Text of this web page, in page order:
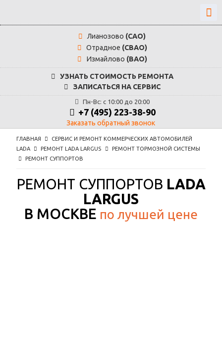
Лианозово (САО)
Отрадное (СВАО)
Измайлово (ВАО)
УЗНАТЬ СТОИМОСТЬ РЕМОНТА
ЗАПИСАТЬСЯ НА СЕРВИС
Пн-Вс: с 10:00 до 20:00
+7 (495) 223-38-90
Заказать обратный звонок
ГЛАВНАЯ
СЕРВИС И РЕМОНТ КОММЕРЧЕСКИХ АВТОМОБИЛЕЙ
LADA
РЕМОНТ LADA LARGUS
РЕМОНТ ТОРМОЗНОЙ СИСТЕМЫ
РЕМОНТ СУППОРТОВ
РЕМОНТ СУППОРТОВ LADA
LARGUS
В МОСКВЕ по лучшей цене